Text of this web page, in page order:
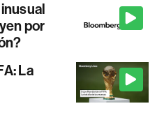
por
La